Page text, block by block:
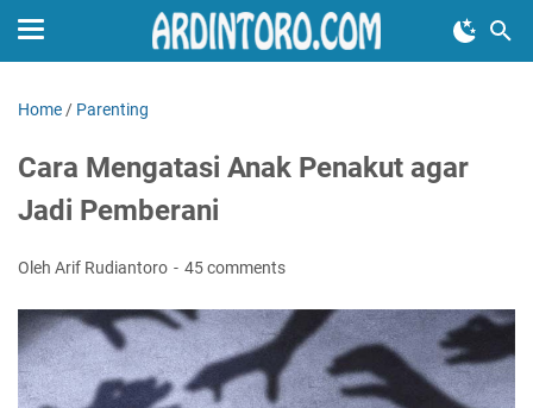
Home / Parenting
Cara Mengatasi Anak Penakut agar
Jadi Pemberani
Oleh Arif Rudiantoro 45 comments